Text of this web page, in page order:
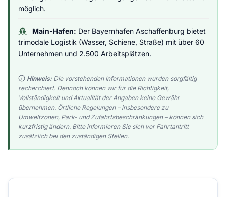
möglich.
Main-Hafen: Der Bayernhafen Aschaffenburg bietet
trimodale Logistik (Wasser, Schiene, Straße) mit über 60
Unternehmen und 2.500 Arbeitsplätzen.
Hinweis:Die vorstehenden Informationen wurden sorgfältig
recherchiert. Dennoch können wir für die Richtigkeit,
Vollständigkeit und Aktualität der Angaben keine Gewähr
übernehmen. Örtliche Regelungen – insbesondere zu
Umweltzonen, Park- und Zufahrtsbeschränkungen – können sich
kurzfristig ändern. Bitte informieren Sie sich vor Fahrtantritt
zusätzlich bei den zuständigen Stellen.